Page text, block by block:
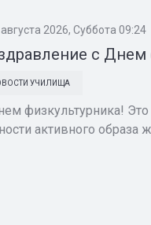
2026, Суббота 09:24
с Днем
УЧИЛИЩА
физкультурника! Это
активного образа